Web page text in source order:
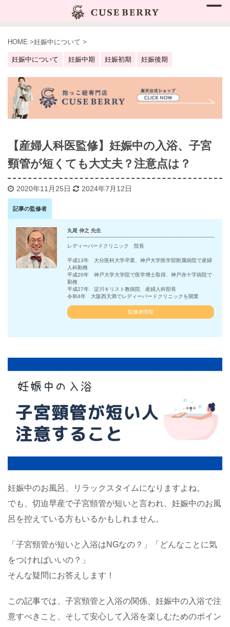
HOME >妊娠中について >
妊娠中について 妊娠中期 妊娠初期 妊娠後期
【産婦人科医監修】妊娠中の入浴、子宮
頸管が短くても大丈夫？注意点は？
2020年11月25日 2024年7月12日
記事の監修者
丸尾 伸之 先生
レディーバードクリニック 院長
平成13年 大分医科大学卒業、神戸大学医学部附属病院で産婦
人科勤務
平成20年 神戸大学大学院で医学博士取得、神戸赤十字病院で
勤務
平成27年 淀川キリスト教病院 産婦人科部長
令和4年 大阪西天満でレディーバードクリニックを開業
監修者情報
妊娠中のお風呂、リラックスタイムになりますよね。
でも、切迫早産で子宮頸管が短いと言われ、妊娠中のお風
呂を控えている方もいるかもしれません。
「子宮頸管が短いと入浴はNGなの？」「どんなことに気
をつければいいの？」
そんな疑問にお答えします！
この記事では、子宮頸管と入浴の関係、妊娠中の入浴で注
意すべきこと、そして安心して入浴を楽しむためのポイン